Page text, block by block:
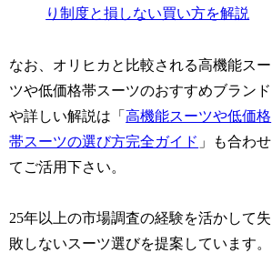
り制度と損しない買い方を解説
なお、オリヒカと比較される高機能スー
ツや低価格帯スーツのおすすめブランド
や詳しい解説は「高機能スーツや低価格
帯スーツの選び方完全ガイド 」も合わせ
てご活用下さい。
25年以上の市場調査の経験を活かして失
敗しないスーツ選びを提案しています。